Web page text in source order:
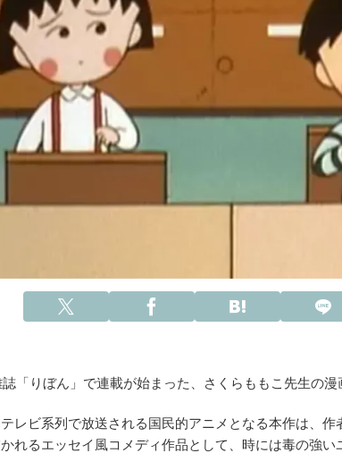
「りぼん」で連載が始まった、さくらももこ先生の漫
レビ系列で放送される国民的アニメとなる本作は、作
れるエッセイ風コメディ作品として、時には毒の強